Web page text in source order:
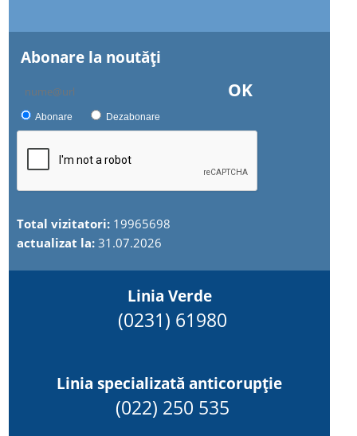
Abonare la noutăţi
OK
Abonare Dezabonare
Total vizitatori: 19965698
actualizat la:31.07.2026
Linia Verde
(0231) 61980
Linia specializată anticorupție
(022) 250 535